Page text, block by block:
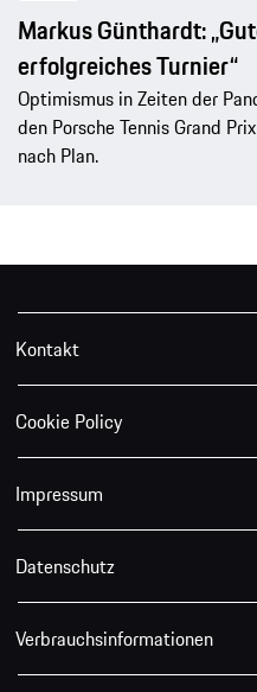
Markus Günthardt:
erfolgreiches Turnier“
Optimismus in Zeiten der
den Porsche Tennis Grand
nach Plan.
Kontakt
Cookie Policy
Impressum
Datenschutz
Verbrauchsinformationen